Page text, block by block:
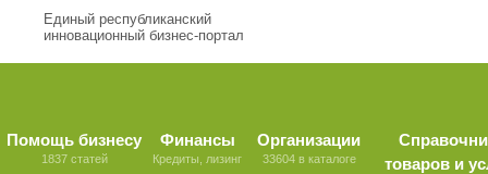
Единый республиканский
инновационный бизнес-портал
Помощь бизнесу
1837 статей
Финансы
Кредиты, лизинг
Организации
33604 в каталоге
товаров и